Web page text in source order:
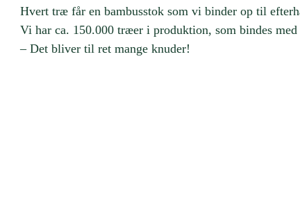
Hvert træ får en bambusstok som vi binder op til
Vi har ca. 150.000 træer i produktion, som bindes med
– Det bliver til ret mange knuder!